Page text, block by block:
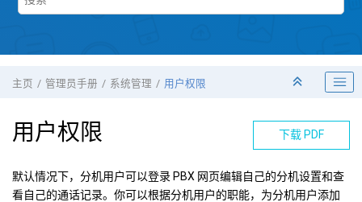
主页 管理员手册 系统管理 用户权限
下载 PDF
用户权限
默认情况下，分机用户可以登录 PBX 网页编辑自己的分机设置和查
看自己的通话记录。你可以根据分机用户的职能，为分机用户添加